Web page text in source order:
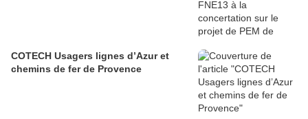
COTECH Usagers lignes d’Azur et
chemins de fer de Provence